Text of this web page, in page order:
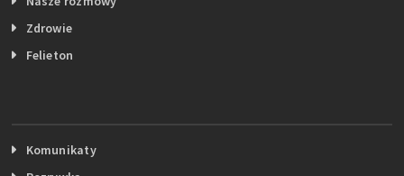
Zdrowie
Felieton
Komunikaty